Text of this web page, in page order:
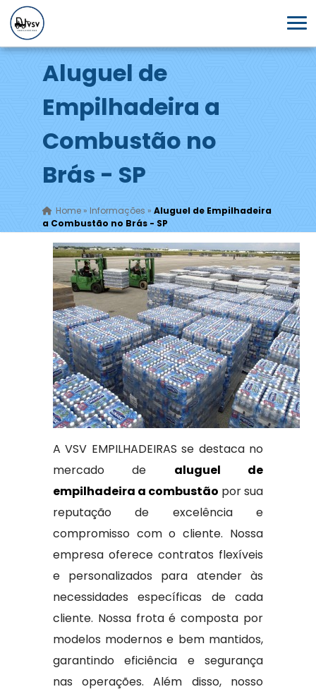
Aluguel de
Empilhadeira a
Combustão no
Brás - SP
Home» Informações » Aluguel de Empilhadeira
a Combustão no Brás - SP
A VSV EMPILHADEIRAS se destaca no
mercado de aluguel de
empilhadeira a combustão por sua
reputação de excelência e
compromisso com o cliente. Nossa
empresa oferece contratos flexíveis
e personalizados para atender às
necessidades específicas de cada
cliente. Nossa frota é composta por
modelos modernos e bem mantidos,
garantindo eficiência e segurança
nas operações. Além disso, nosso